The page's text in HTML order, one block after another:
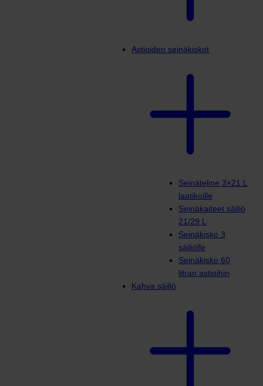
Astioiden seinäkiskot
Seinäteline 3×21 L
laatikoille
Seinäkaiteet säiliö
21/29 L
Seinäkisko 3
säiliölle
Seinäkisko 60
litran astioihin
Kahva säiliö